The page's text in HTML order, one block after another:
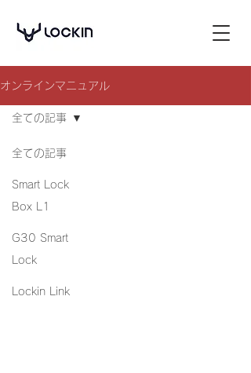
オンラインマニュアル
全ての記事
Smart Lock
Box L1
G30 Smart
Lock
Lockin Link
全ての記事